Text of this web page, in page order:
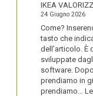
IKEA
24 Giugno 2026
Come?
tasto che
dell’articolo. È
sviluppate
software.
prendiamo in
prendiamo…